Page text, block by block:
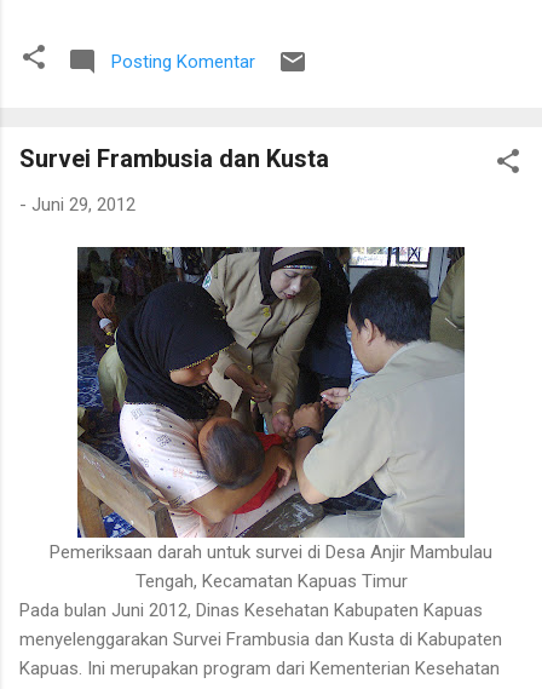
proses pengolahan rotan hingga menjadi bahan baku tikar
anyaman. Di tangan masyarakat setempat, rotan berduri yang
ekonomi. Bapak tersebut bercerita bahwa rotan yang sedang
rotan. Tanaman itu diperkirakan telah berusia sekitar sepuluh
tahun. Rotan dikenal memiliki banyak duri sehingga tidak mudah
untuk ditarik dan dipanen. Menurutnya, sebelum menarik rotan,
duri-duri pada bagian batang yang akan dipegang harus
dibersihkan terlebih dahulu. Setelah bagian tersebut aman,
barulah rotan dapat...
Posting Komentar
Survei Frambusia dan Kusta
- Juni 29, 2012
Pemeriksaan darah untuk survei di Desa Anjir Mambulau
Tengah, Kecamatan Kapuas Timur
Pada bulan Juni 2012, Dinas Kesehatan Kabupaten Kapuas
menyelenggarakan Survei Frambusia dan Kusta di Kabupaten
Kapuas. Ini merupakan program dari Kementerian Kesehatan